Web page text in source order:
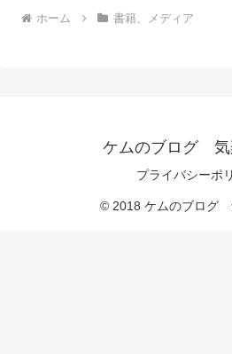
ホーム 書籍、メディア
ケムのブログ 気
プライバシーポ
© 2018 ケムのブログ